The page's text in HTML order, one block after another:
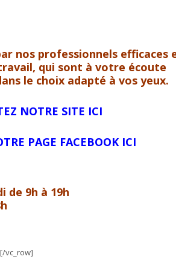
nos professionnels efficaces
qui sont à votre écoute
le choix adapté à vos yeux.
NOTRE SITE ICI
PAGE FACEBOOK ICI
de 9h à 19h
vc_row]